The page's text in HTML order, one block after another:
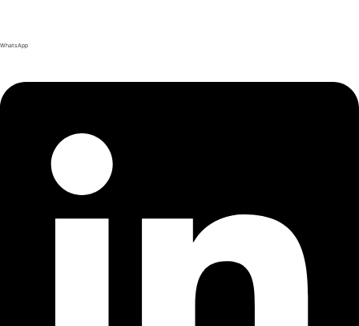
WhatsApp